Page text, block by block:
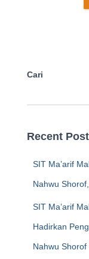
Cari
Recent
SIT Ma’arif
Nahwu
SIT Ma’arif
Hadirkan
Nahwu Shorof